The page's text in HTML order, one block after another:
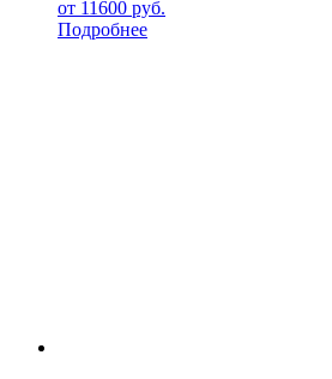
от 11600 руб.
Подробнее